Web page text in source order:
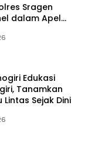
Sragen
dalam Apel
Edukasi
Tanamkan
Sejak Dini